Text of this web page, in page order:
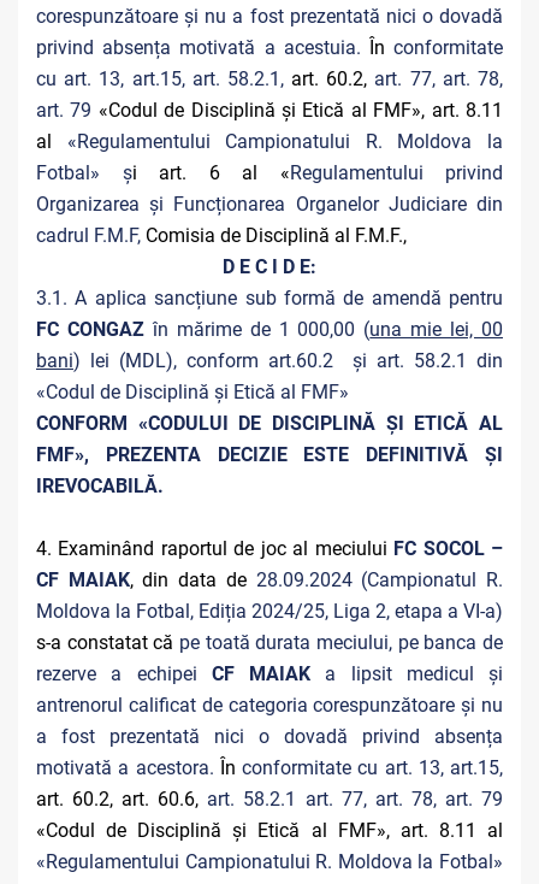
corespunzătoare și nu a fost prezentată nici o dovadă
privind absența motivată a acestuia. Înconformitate
cu art. 13, art.15, art. 58.2.1, art. 60.2, art. 77, art. 78,
art. 79 «Codul de Disciplină și Etică al FMF», art. 8.11
al «Regulamentului Campionatului R. Moldova la
Fotbal» și art. 6 al «Regulamentului privind
Organizarea și Funcționarea Organelor Judiciare din
cadrul F.M.F, Comisia de Disciplină al F.M.F.,
D E C I D E:
3.1. A aplica sancțiune sub formă de amendă pentru
FC CONGAZîn mărime de 1 000,00 (una mie lei, 00
bani) lei (MDL), conform art.60.2 și art. 58.2.1 din
«Codul de Disciplină și Etică al FMF»
CONFORM «CODULUI DE DISCIPLINĂ ȘI ETICĂ AL
FMF», PREZENTA DECIZIE ESTE DEFINITIVĂ ŞI
IREVOCABILĂ.
4. Examinând raportul de joc al meciului FC SOCOL –
CF MAIAK, din data de 28.09.2024 (Campionatul R.
Moldova la Fotbal, Ediția 2024/25, Liga 2, etapa a VI-a)
s-a constatat că pe toată durata meciului, pe banca de
rezerve a echipei CF MAIAK a lipsit medicul și
antrenorul calificat de categoria corespunzătoare și nu
a fost prezentată nici o dovadă privind absența
motivată a acestora. În conformitate cu art. 13, art.15,
art. 60.2, art. 60.6, art. 58.2.1 art. 77, art. 78, art. 79
«Codul de Disciplină și Etică al FMF», art. 8.11 al
«Regulamentului Campionatului R. Moldova la Fotbal»